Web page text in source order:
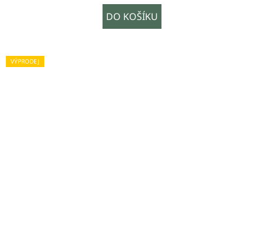
DO KOŠÍKU
VÝPRODEJ